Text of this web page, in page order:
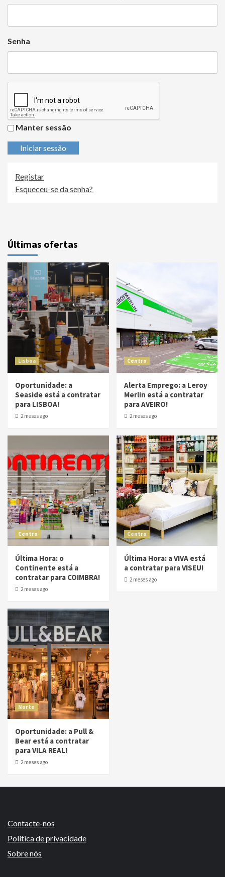
Senha
Manter sessão
Iniciar sessão
Registar
Esqueceu-se da senha?
Últimas ofertas
Lisboa
Oportunidade: a
Seaside está a contratar
para LISBOA!
2 meses ago
Centro
Alerta Emprego: a Leroy
Merlin está a contratar
para AVEIRO!
2 meses ago
Centro
Última Hora: o
Continente está a
contratar para COIMBRA!
2 meses ago
Centro
Última Hora: a VIVA está
a contratar para VISEU!
2 meses ago
Norte
Oportunidade: a Pull &
Bear está a contratar
para VILA REAL!
2 meses ago
Contacte-nos
Política de privacidade
Sobre nós